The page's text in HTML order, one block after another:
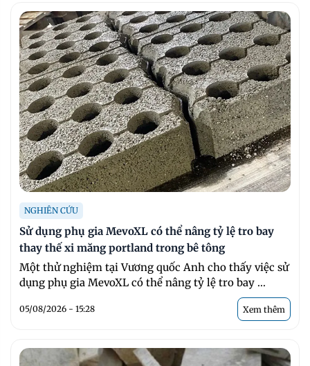
NGHIÊN CỨU
Sử dụng phụ gia MevoXL có thể nâng tỷ lệ tro bay
thay thế xi măng portland trong bê tông
Một thử nghiệm tại Vương quốc Anh cho thấy việc sử
dụng phụ gia MevoXL có thể nâng tỷ lệ tro bay ...
05/08/2026 - 15:28 Xem thêm